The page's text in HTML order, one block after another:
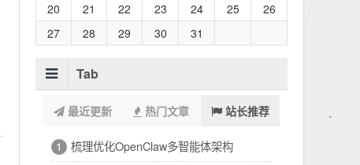
20
21 22 23 24 25
26
27
28 29 30 31
Tab
最近更新 热门文章 站长推荐
1 浑浑噩噩一整天，签了个十万的工程